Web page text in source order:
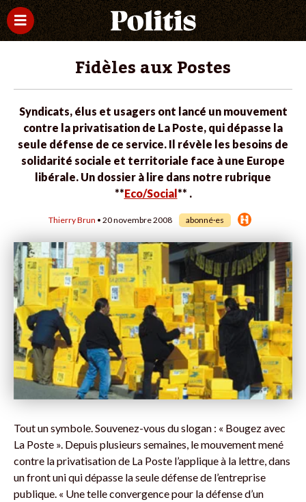
Fidèles aux Postes
Syndicats, élus et usagers ont lancé un mouvement
contre la privatisation de La Poste, qui dépasse la
seule défense de ce service. Il révèle les besoins de
solidarité sociale et territoriale face à une Europe
libérale. Un dossier à lire dans notre rubrique
**Eco/Social** .
Thierry Brun • 20 novembre 2008 abonné·es
Tout un symbole. Souvenez-vous du slogan : « Bougez avec
La Poste ». Depuis plusieurs semaines, le mouvement mené
contre la privatisation de La Poste l’applique à la lettre, dans
un front uni qui dépasse la seule défense de l’entreprise
publique. « Une telle convergence pour la défense d’un